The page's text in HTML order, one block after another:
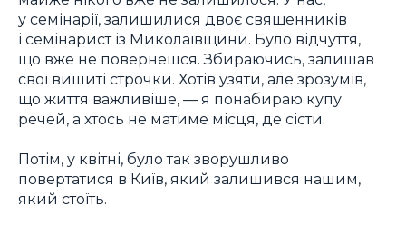
у семінарії, залишилися двоє священників
і семінарист із Миколаївщини. Було відчуття,
що вже не повернешся. Збираючись, залишав
свої вишиті строчки. Хотів узяти, але зрозумів,
що життя важливіше, — я понабираю купу
речей, а хтось не матиме місця, де сісти.
Потім, у квітні, було так зворушливо
повертатися в Київ, який залишився нашим,
який стоїть.